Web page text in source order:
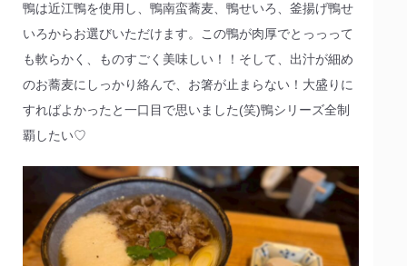
鴨は近江鴨を使用し、鴨南蛮蕎麦、鴨せいろ、釜揚げ鴨せ
いろからお選びいただけます。この鴨が肉厚でとっっって
も軟らかく、ものすごく美味しい！！そして、出汁が細め
のお蕎麦にしっかり絡んで、お箸が止まらない！大盛りに
すればよかったと一口目で思いました(笑)鴨シリーズ全制
覇したい♡